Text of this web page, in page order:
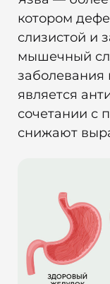
котором
слизистой и
мышечный
является
сочетании с
снижают